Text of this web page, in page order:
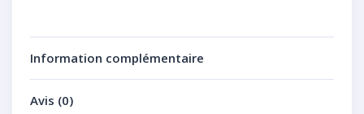
Information complémentaire
Avis (0)